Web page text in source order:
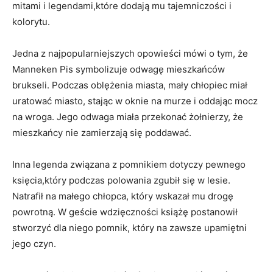
mitami i legendami,które dodają mu tajemniczości i
kolorytu.
Jedna⁤ z najpopularniejszych opowieści mówi⁢ o tym, że
Manneken Pis symbolizuje‌ odwagę mieszkańców
brukseli.‌ Podczas ​oblężenia miasta, mały chłopiec miał
uratować miasto, stając w ​oknie na murze i oddając‍ mocz
na wroga. ⁢Jego odwaga miała przekonać żołnierzy, ⁣że⁢
mieszkańcy nie zamierzają​ się poddawać. ​
Inna legenda związana z pomnikiem dotyczy pewnego
księcia,który podczas polowania zgubił się w lesie.
Natrafił⁢ na małego chłopca,‍ który wskazał mu drogę
powrotną. W⁣ geście wdzięczności ⁢książę postanowił
stworzyć⁢ dla niego ‌pomnik, który na zawsze‍ upamiętni
jego czyn.